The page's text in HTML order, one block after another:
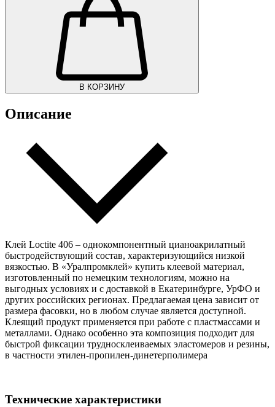
В КОРЗИНУ
Описание
Клей Loctite 406 – однокомпонентный цианоакрилатный
быстродействующий состав, характеризующийся низкой
вязкостью. В «Уралпромклей» купить клеевой материал,
изготовленный по немецким технологиям, можно на
выгодных условиях и с доставкой в Екатеринбурге, УрФО и
других российских регионах. Предлагаемая цена зависит от
размера фасовки, но в любом случае является доступной.
Клеящий продукт применяется при работе с пластмассами и
металлами. Однако особенно эта композиция подходит для
быстрой фиксации трудносклеиваемых эластомеров и резины,
в частности этилен-пропилен-динетерполимера
Технические характеристики